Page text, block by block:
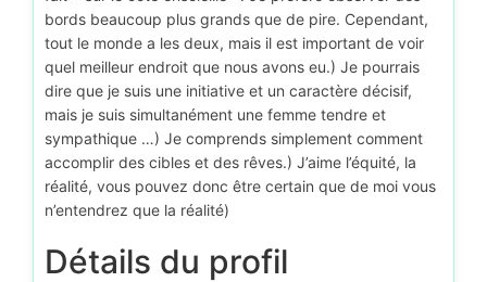
bords beaucoup plus grands que de pire. Cependant,
tout le monde a les deux, mais il est important de voir
quel meilleur endroit que nous avons eu.) Je pourrais
dire que je suis une initiative et un caractère décisif,
mais je suis simultanément une femme tendre et
sympathique …) Je comprends simplement comment
accomplir des cibles et des rêves.) J’aime l’équité, la
réalité, vous pouvez donc être certain que de moi vous
n’entendrez que la réalité)
Détails du profil